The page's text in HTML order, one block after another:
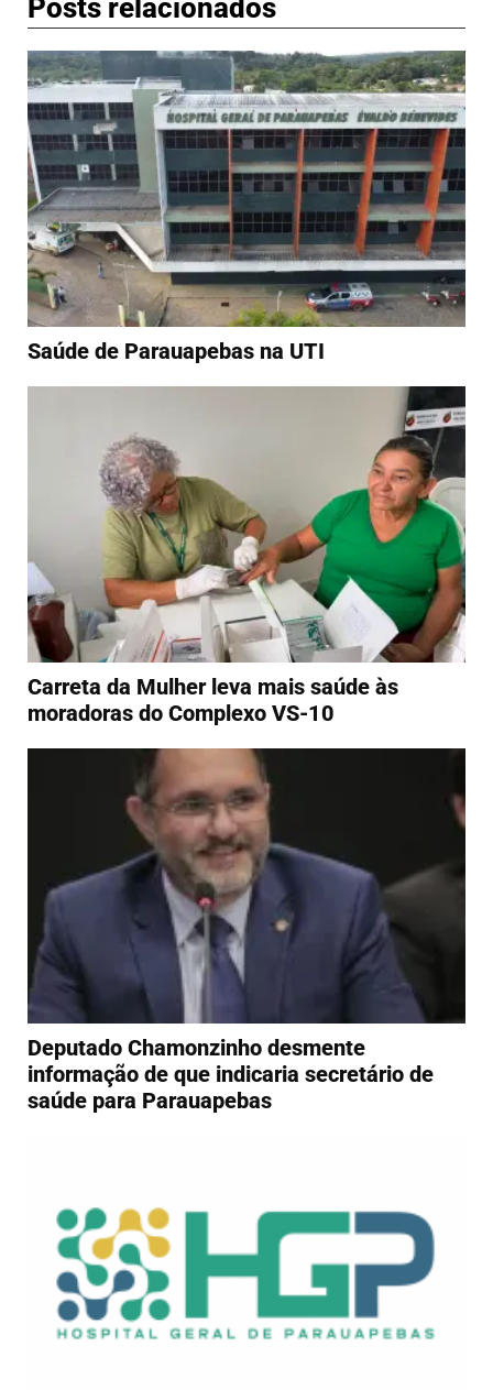
Posts relacionados
Saúde de Parauapebas na UTI
Carreta da Mulher leva mais saúde às
moradoras do Complexo VS-10
Deputado Chamonzinho desmente
informação de que indicaria secretário de
saúde para Parauapebas